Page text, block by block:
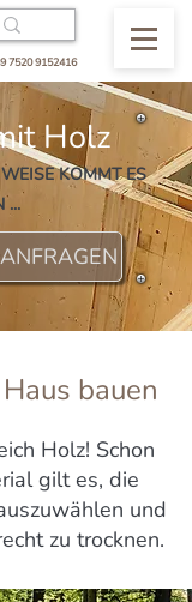
7520 9152416
Holz
KOMMT ES
...
bauen
Holz! Schon
gilt es, die
und
zu trocknen.